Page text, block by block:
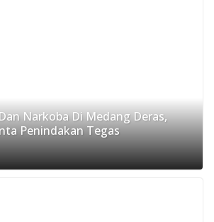
Narkoba Di Medang Deras,
Penindakan Tegas